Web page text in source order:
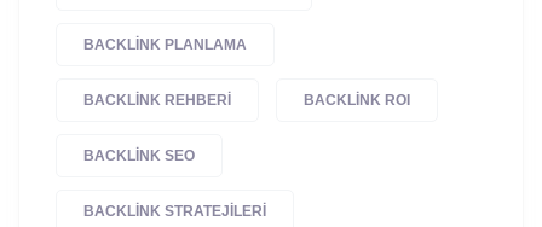
BACKLINK PLANLAMA
BACKLINK REHBERI BACKLINK ROI
BACKLINK SEO
BACKLINK STRATEJILERI